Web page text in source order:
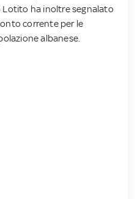
Lotito ha inoltre segnalato
corrente per le
albanese.